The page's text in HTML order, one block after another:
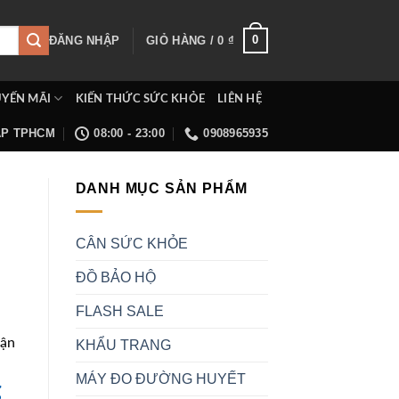
ĐĂNG NHẬP GIỎ HÀNG /0 ₫ 0
MÃI KIẾN THỨC SỨC KHỎE LIÊN HỆ
TPHCM 08:00 - 23:00 0908965935
DANH MỤC SẢN PHẨM
CÂN SỨC KHỎE
ĐỒ BẢO HỘ
FLASH SALE
KHẨU TRANG
MÁY ĐO ĐƯỜNG HUYẾT